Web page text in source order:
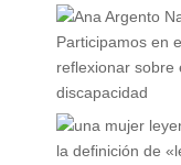
Participamos en
reflexionar sobre
discapacidad
la definición de